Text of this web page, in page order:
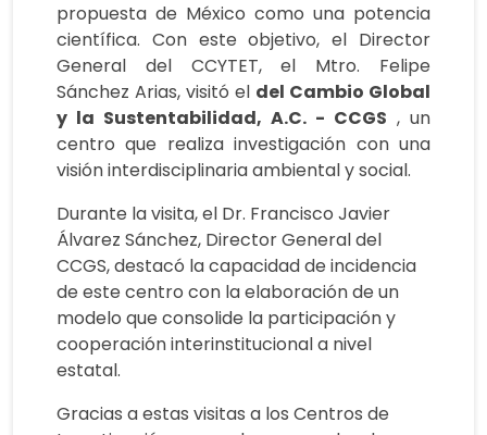
propuesta de México como una potencia
científica. Con este objetivo, el Director
General del CCYTET, el Mtro. Felipe
Sánchez Arias, visitó el del Cambio Global
y la Sustentabilidad, A.C. - CCGS , un
centro que realiza investigación con una
visión interdisciplinaria ambiental y social.
Durante la visita, el Dr. Francisco Javier
Álvarez Sánchez, Director General del
CCGS, destacó la capacidad de incidencia
de este centro con la elaboración de un
modelo que consolide la participación y
cooperación interinstitucional a nivel
estatal.
Gracias a estas visitas a los Centros de